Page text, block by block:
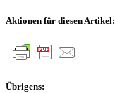
Aktionen für diesen Artikel:
Übrigens: